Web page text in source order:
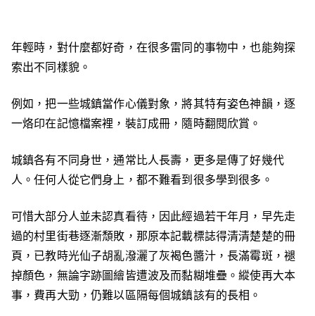
年輕時，對什麼都好奇，在很多雷同的事物中，也能夠探
索出不同樣貌。
例如，把一些城鎮當作心儀對象，將其特有姿色神韻，逐
一烙印在記憶檔案裡，裝訂成冊，隨時翻閱欣賞。
城鎮各有不同身世，通常比人長壽，更多是傳了好幾代
人。任何人從它們身上，都不難看到很多學到很多。
可惜大部分人並未認真看待，因此經過若干年月，早先走
過的村里街巷逐漸頹敗，那原本記載標誌得清清楚楚的冊
頁，已教時光仙子胡亂潑灑了灰褐色醬汁，長滿霉斑，褪
掉顏色，無論字跡圖繪皆遭波及而黏糊堆疊。縱使再大本
事，費再大勁，仍難以區隔每個城鎮該有的長相。